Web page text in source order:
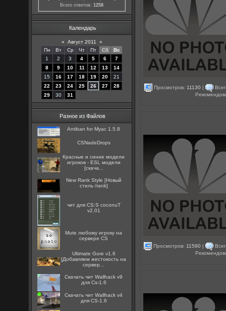
Всего ответов:1258
Календарь
« Август 2011
»
Пн
Вт Ср Чт Пт Сб
Вс
1
2 3 4 5 6
7
8
9 10 11 12 13
14
15
16 17 18 19 20
21
22
23 24 25 26 27
28
29
30 31
Разное из Файлов
Antiban for Myac 1.5.8
CSNadeDrops
Красные и синие модели
игроков - ESL модели
[скача...
New Rank Style [Новый
стиль /rank]
чит для CS:S coconuT
v2.01
Mute любому игроку на
сервере CS
Ultimate Gore v1.6
[Добавляем жестокость на
сервер...
Скачать чит Wallhack v9
для Cs-1.6
Скачать чит Wallhack v4
для CS-1.6
Просмотров: 11130 |
Просмотров: 11590 |